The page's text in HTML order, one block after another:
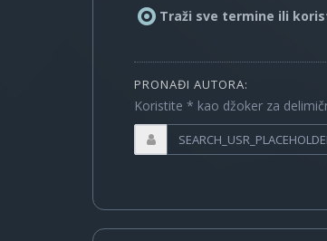
Traži sve termine ili
PRONAĐI AUTORA:
Koristite * kao džoker za